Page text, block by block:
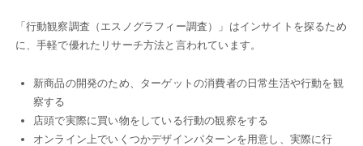
「行動観察調査（エスノグラフィー調査）」はインサイトを探るため
に、手軽で優れたリサーチ方法と言われています。
新商品の開発のため、ターゲットの消費者の日常生活や行動を観
察する
店頭で実際に買い物をしている行動の観察をする
オンライン上でいくつかデザインパターンを用意し、実際に行